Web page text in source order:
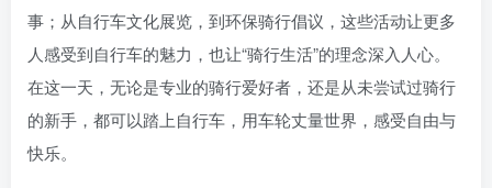
事；从自行车文化展览，到环保骑行倡议，这些活动让更多
人感受到自行车的魅力，也让“骑行生活”的理念深入人心。
在这一天，无论是专业的骑行爱好者，还是从未尝试过骑行
的新手，都可以踏上自行车，用车轮丈量世界，感受自由与
快乐。